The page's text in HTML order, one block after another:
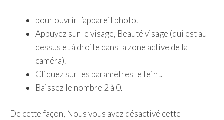
pour ouvrir l’appareil photo.
Appuyez sur le visage, Beauté visage (qui est au-
dessus et à droite dans la zone active de la
caméra).
Cliquez sur les paramètres le teint.
Baissez le nombre 2 à 0.
De cette façon, Nous vous avez désactivé cette